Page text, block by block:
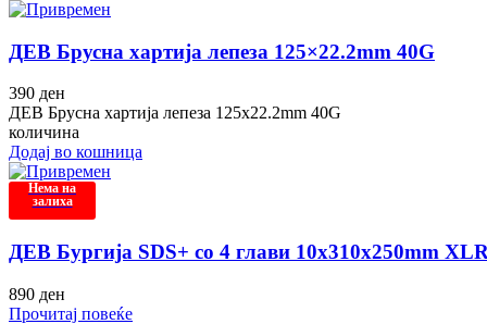
ДЕВ Брусна хартија лепеза 125×22.2mm 40G
390 ден
ДЕВ Брусна хартија лепеза 125x22.2mm 40G
количина
Додај во кошница
Нема на
залиха
ДЕВ Бургија SDS+ со 4 глави 10x310x250mm
890 ден
Прочитај повеќе